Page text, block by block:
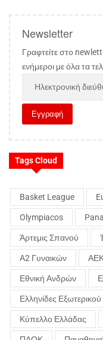
Newsletter
Γραφτείτε στο
ενήμεροι με όλα τα
Tags Cloud
Basket League
Olympiacos
Άρτεμις Σπανού
Α2 Γυναικών
Εθνική Ανδρών
Ελληνίδες Εξωτερικού
Κύπελλο Ελλάδας